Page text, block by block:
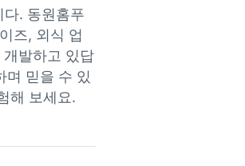
. 동원홈푸
즈, 외식 업
발하고 있답
며 믿을 수 있
해 보세요.